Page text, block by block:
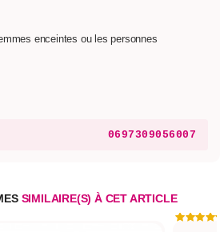
enceintes ou les personnes
0697309056007
SIMILAIRE(S) À CET ARTICLE